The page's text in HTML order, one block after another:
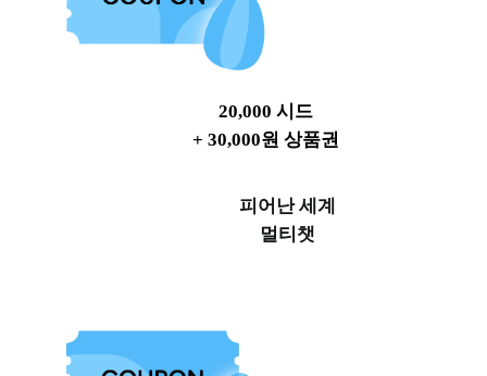
20,000 시드
+ 30,000원 상품권
피어난 세계
멀티챗